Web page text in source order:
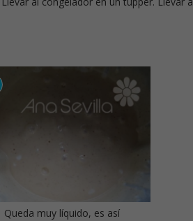
Queda muy líquido, es así